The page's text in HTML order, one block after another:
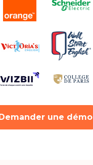
une démo